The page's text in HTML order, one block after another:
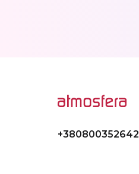
+380800352642